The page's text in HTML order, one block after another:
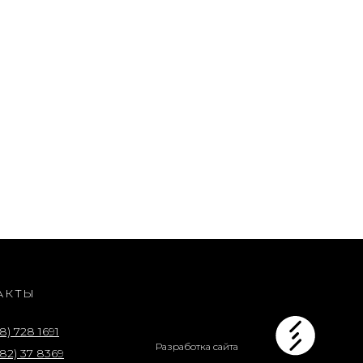
728 1691
37 8369
Разработка сайта